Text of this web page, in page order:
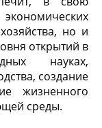
но и
открытий в
науках,
создание
жизненного
среды.